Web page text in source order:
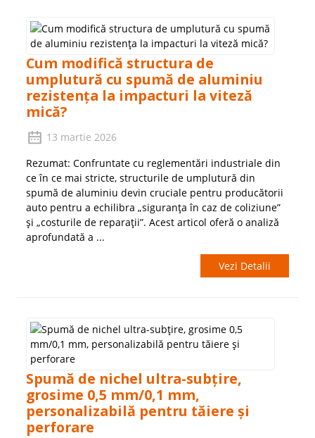
Cum modifică structura de
umplutură cu spumă de aluminiu
rezistența la impacturi la viteză
mică?
13 martie 2026
Rezumat: Confruntate cu reglementări industriale din
ce în ce mai stricte, structurile de umplutură din
spumă de aluminiu devin cruciale pentru producătorii
auto pentru a echilibra „siguranța în caz de coliziune”
și „costurile de reparații”. Acest articol oferă o analiză
aprofundată a ...
Vezi Detalii
Spumă de nichel ultra-subțire,
grosime 0,5 mm/0,1 mm,
personalizabilă pentru tăiere și
perforare